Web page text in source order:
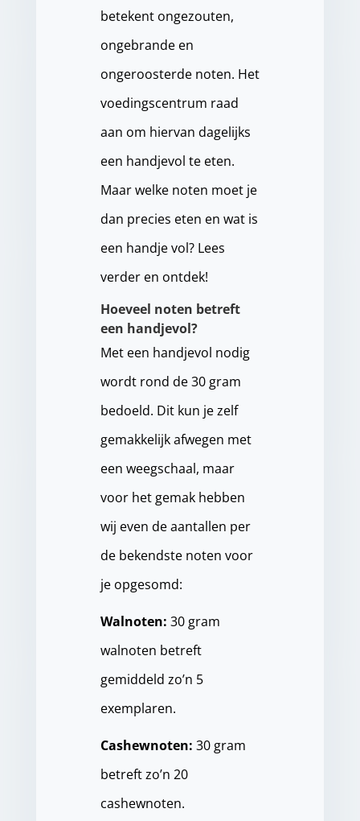
betekent ongezouten,
ongebrande en
ongeroosterde noten. Het
voedingscentrum raad
aan om hiervan dagelijks
een handjevol te eten.
Maar welke noten moet je
dan precies eten en wat is
een handje vol? Lees
verder en ontdek!
Hoeveel noten betreft
een handjevol?
Met een handjevol nodig
wordt rond de 30 gram
bedoeld. Dit kun je zelf
gemakkelijk afwegen met
een weegschaal, maar
voor het gemak hebben
wij even de aantallen per
de bekendste noten voor
je opgesomd:
Walnoten: 30 gram
walnoten betreft
gemiddeld zo’n 5
exemplaren.
Cashewnoten: 30 gram
betreft zo’n 20
cashewnoten.